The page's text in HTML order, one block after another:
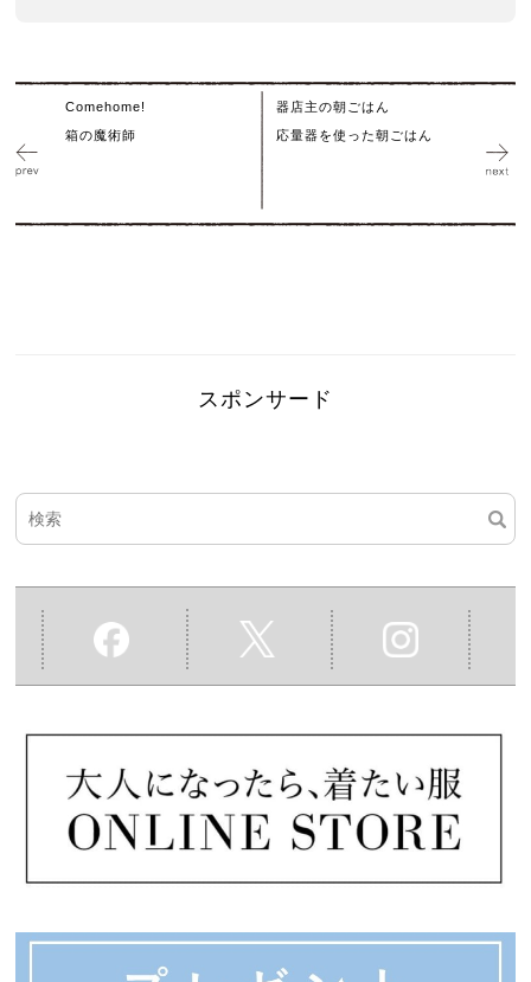
Comehome!
箱の魔術師
器店主の朝ごはん
応量器を使った朝ごはん
スポンサード